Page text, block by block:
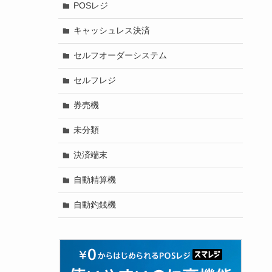
POSレジ
キャッシュレス決済
セルフオーダーシステム
セルフレジ
券売機
未分類
決済端末
自動精算機
自動釣銭機